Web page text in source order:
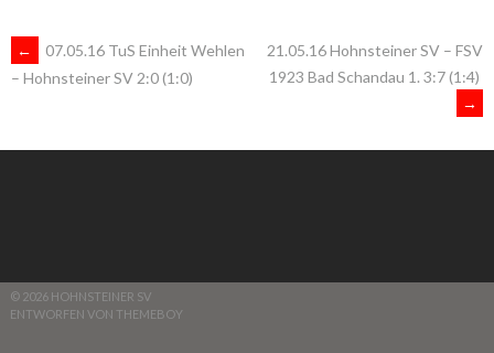
ARTIKEL-
←
07.05.16 TuS Einheit Wehlen
– Hohnsteiner SV 2:0 (1:0)
21.05.16 Hohnsteiner SV – FSV
1923 Bad Schandau 1. 3:7 (1:4)
→
© 2026 HOHNSTEINER SV
ENTWORFEN VON THEMEBOY